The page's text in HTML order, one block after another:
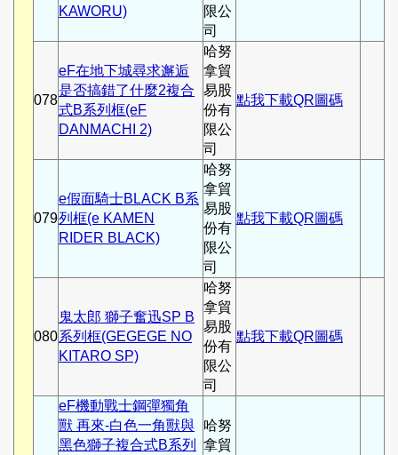
KAWORU)
限公
司
078
eF在地下城尋求邂逅
是否搞錯了什麼2複合
式B系列框(eF
DANMACHI 2)
哈努
拿貿
易股
份有
限公
司
點我下載QR圖碼
079
e假面騎士BLACK B系
列框(e KAMEN
RIDER BLACK)
哈努
拿貿
易股
份有
限公
司
點我下載QR圖碼
080
鬼太郎 獅子奮迅SP B
系列框(GEGEGE NO
KITARO SP)
哈努
拿貿
易股
份有
限公
司
點我下載QR圖碼
eF機動戰士鋼彈獨角
獸 再來-白色一角獸與
黑色獅子複合式B系列
哈努
拿貿